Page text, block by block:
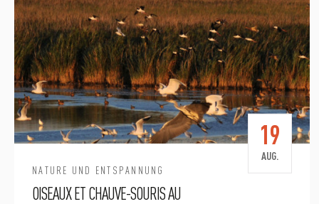
NATURE UND ENTSPANNUNG
OISEAUX ET CHAUVE-SOURIS AU
19
AUG.